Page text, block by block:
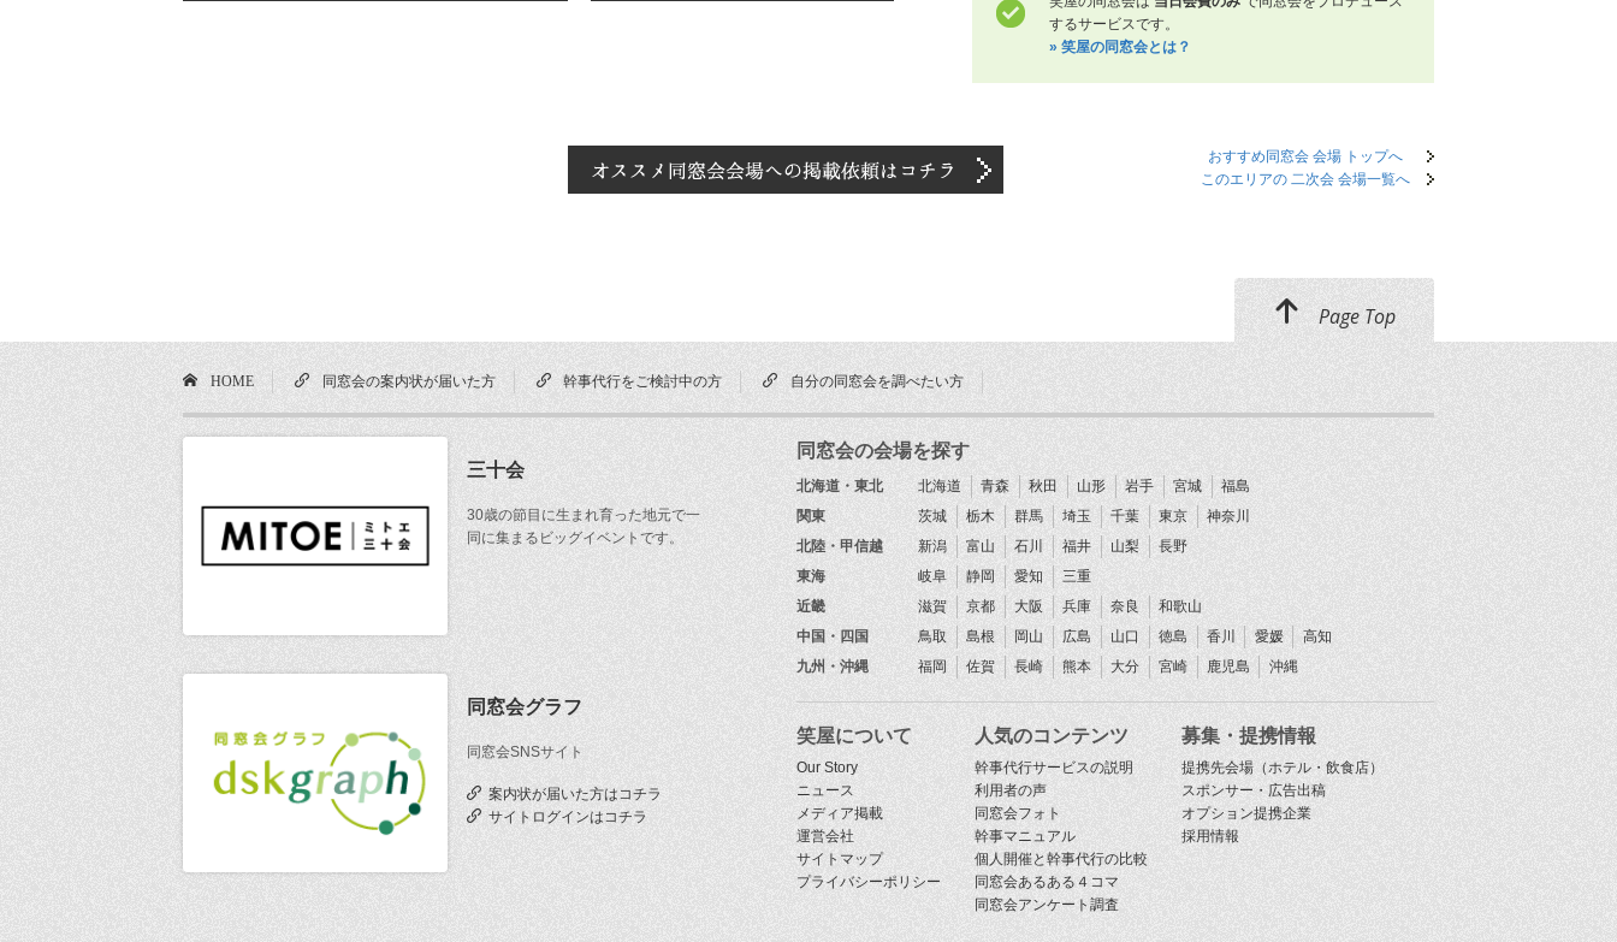
するサービスです。
» 笑屋の同窓会とは？
おすすめ同窓会 会場 トップへ
このエリアの 二次会 会場一覧へ
Page Top
HOME 同窓会の案内状が届いた方 幹事代行をご検討中の方 自分の同窓会を調べたい方
三十会
30歳の節目に生まれ育った地元で一
同に集まるビッグイベントです。
同窓会グラフ
同窓会SNSサイト
案内状が届いた方はコチラ
サイトログインはコチラ
同窓会の会場を探す
北海道・東北 北海道 青森 秋田 山形 岩手 宮城
福島
関東
茨城 栃木 群馬 埼玉 千葉 東京
神奈川
北陸・甲信越
新潟 富山 石川 福井 山梨
長野
東海
岐阜 静岡 愛知
三重
近畿
滋賀 京都 大阪 兵庫 奈良
和歌山
中国・四国
鳥取 島根 岡山 広島 山口 徳島 香川 愛媛
高知
九州・沖縄
福岡 佐賀 長崎 熊本 大分 宮崎 鹿児島 沖縄
笑屋について
Our Story
ニュース
メディア掲載
運営会社
サイトマップ
プライバシーポリシー
人気のコンテンツ
幹事代行サービスの説明
利用者の声
同窓会フォト
幹事マニュアル
個人開催と幹事代行の比較
同窓会あるある４コマ
同窓会アンケート調査
募集・提携情報
提携先会場（ホテル・飲食店）
スポンサー・広告出稿
オプション提携企業
採用情報